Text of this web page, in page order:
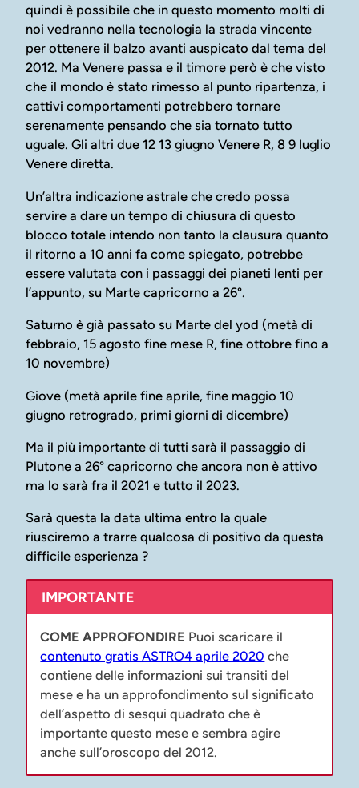
quindi è possibile che in questo momento molti di
noi vedranno nella tecnologia la strada vincente
per ottenere il balzo avanti auspicato dal tema del
2012. Ma Venere passa e il timore però è che visto
che il mondo è stato rimesso al punto ripartenza, i
cattivi comportamenti potrebbero tornare
serenamente pensando che sia tornato tutto
uguale. Gli altri due 12 13 giugno Venere R, 8 9 luglio
Venere diretta.
Un’altra indicazione astrale che credo possa
servire a dare un tempo di chiusura di questo
blocco totale intendo non tanto la clausura quanto
il ritorno a 10 anni fa come spiegato, potrebbe
essere valutata con i passaggi dei pianeti lenti per
l’appunto, su Marte capricorno a 26°.
Saturno è già passato su Marte del yod (metà di
febbraio, 15 agosto fine mese R, fine ottobre fino a
10 novembre)
Giove (metà aprile fine aprile, fine maggio 10
giugno retrogrado, primi giorni di dicembre)
Ma il più importante di tutti sarà il passaggio di
Plutone a 26° capricorno che ancora non è attivo
ma lo sarà fra il 2021 e tutto il 2023.
Sarà questa la data ultima entro la quale
riusciremo a trarre qualcosa di positivo da questa
difficile esperienza ?
IMPORTANTE
COME APPROFONDIRE Puoi scaricare il
contenuto gratis ASTRO4 aprile 2020 che
contiene delle informazioni sui transiti del
mese e ha un approfondimento sul significato
dell’aspetto di sesqui quadrato che è
importante questo mese e sembra agire
anche sull’oroscopo del 2012.